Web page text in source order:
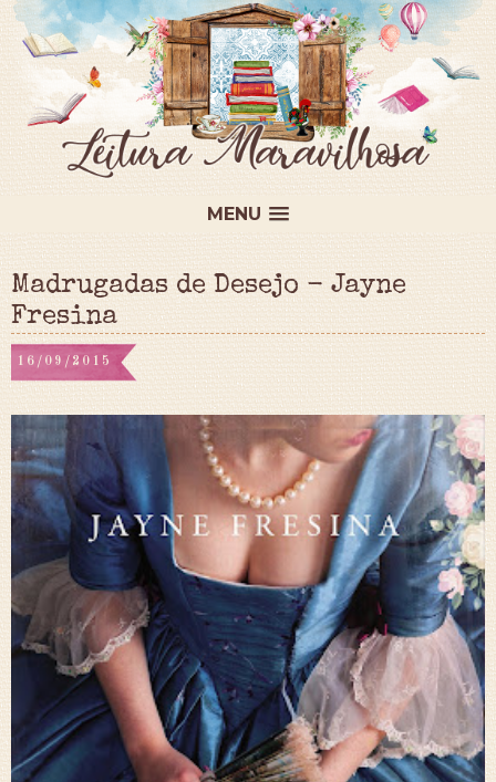
MENU
Madrugadas de Desejo - Jayne
Fresina
16/09/2015